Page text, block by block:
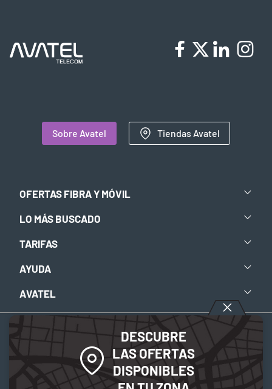
DESCUBRE
LAS OFERTAS
DISPONIBLES
Sobre Avatel Tiendas Avatel
OFERTAS FIBRA Y MÓVIL
LO MÁS BUSCADO
TARIFAS
AYUDA
AVATEL
Política de privacidad-Política de Cookies
© 2026 Avatel Telecom. Todos los derechos reservados.